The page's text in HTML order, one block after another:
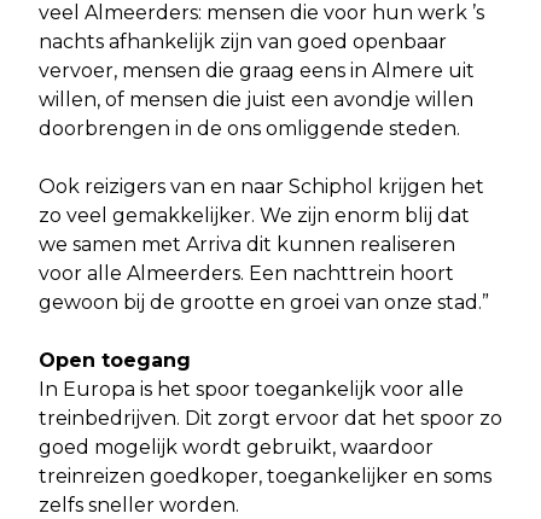
veel Almeerders: mensen die voor hun werk ’s
nachts afhankelijk zijn van goed openbaar
vervoer, mensen die graag eens in Almere uit
willen, of mensen die juist een avondje willen
doorbrengen in de ons omliggende steden.
Ook reizigers van en naar Schiphol krijgen het
zo veel gemakkelijker. We zijn enorm blij dat
we samen met Arriva dit kunnen realiseren
voor alle Almeerders. Een nachttrein hoort
gewoon bij de grootte en groei van onze stad.”
Open toegang
In Europa is het spoor toegankelijk voor alle
treinbedrijven. Dit zorgt ervoor dat het spoor zo
goed mogelijk wordt gebruikt, waardoor
treinreizen goedkoper, toegankelijker en soms
zelfs sneller worden.